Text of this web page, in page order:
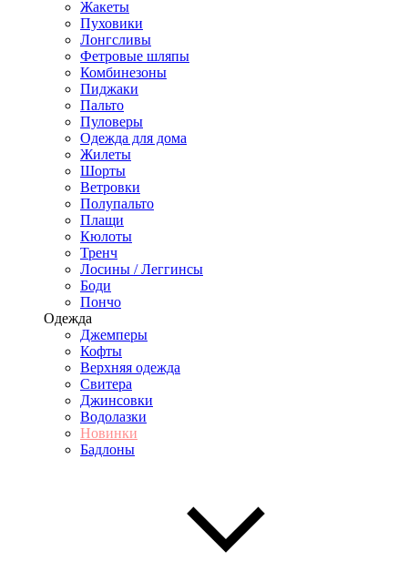
Жакеты
Пуховики
Лонгсливы
Фетровые шляпы
Комбинезоны
Пиджаки
Пальто
Пуловеры
Одежда для дома
Жилеты
Шорты
Ветровки
Полупальто
Плащи
Кюлоты
Тренч
Лосины / Леггинсы
Боди
Пончо
Одежда
Джемперы
Кофты
Верхняя одежда
Свитера
Джинсовки
Водолазки
Новинки
Бадлоны